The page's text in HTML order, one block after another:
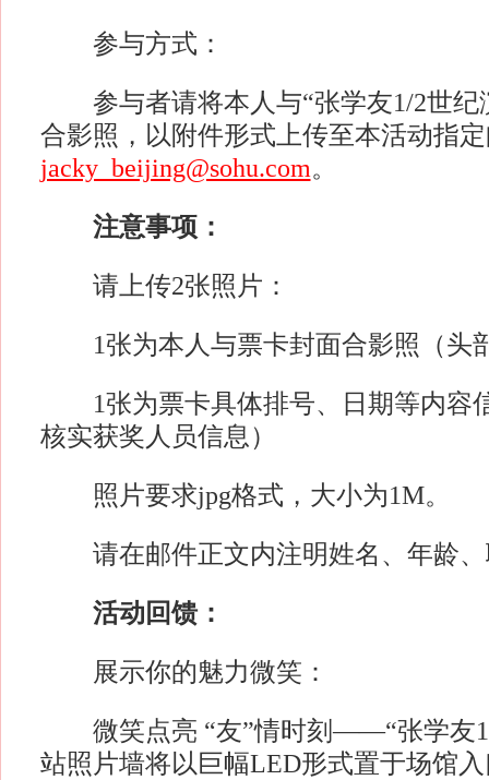
参与方式：
参与者请将本人与“张学友1/2世纪
合影照，以附件形式上传至本活动指
jacky_beijing@sohu.com。
注意事项：
请上传2张照片：
1张为本人与票卡封面合影照（头
1张为票卡具体排号、日期等内容
核实获奖人员信息）
照片要求jpg格式，大小为1M。
请在邮件正文内注明姓名、年龄、
活动回馈：
展示你的魅力微笑：
微笑点亮 “友”情时刻——“张学友1/
站照片墙将以巨幅LED形式置于场馆